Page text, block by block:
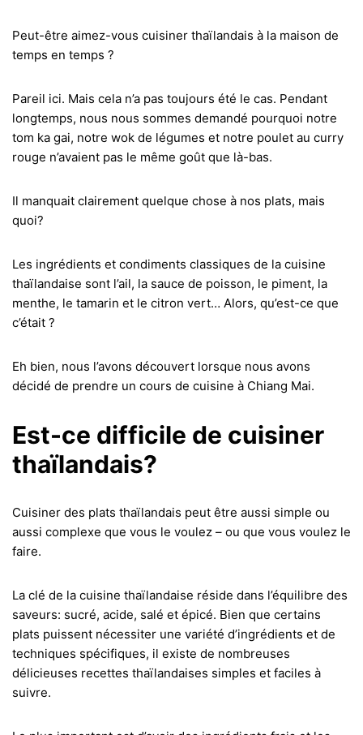
Peut-être aimez-vous cuisiner thaïlandais à la maison de
temps en temps ?
Pareil ici. Mais cela n’a pas toujours été le cas. Pendant
longtemps, nous nous sommes demandé pourquoi notre
tom ka gai, notre wok de légumes et notre poulet au curry
rouge n’avaient pas le même goût que là-bas.
Il manquait clairement quelque chose à nos plats, mais
quoi?
Les ingrédients et condiments classiques de la cuisine
thaïlandaise sont l’ail, la sauce de poisson, le piment, la
menthe, le tamarin et le citron vert… Alors, qu’est-ce que
c’était ?
Eh bien, nous l’avons découvert lorsque nous avons
décidé de prendre un cours de cuisine à Chiang Mai.
Est-ce difficile de cuisiner
thaïlandais?
Cuisiner des plats thaïlandais peut être aussi simple ou
aussi complexe que vous le voulez – ou que vous voulez le
faire.
La clé de la cuisine thaïlandaise réside dans l’équilibre des
saveurs: sucré, acide, salé et épicé. Bien que certains
plats puissent nécessiter une variété d’ingrédients et de
techniques spécifiques, il existe de nombreuses
délicieuses recettes thaïlandaises simples et faciles à
suivre.